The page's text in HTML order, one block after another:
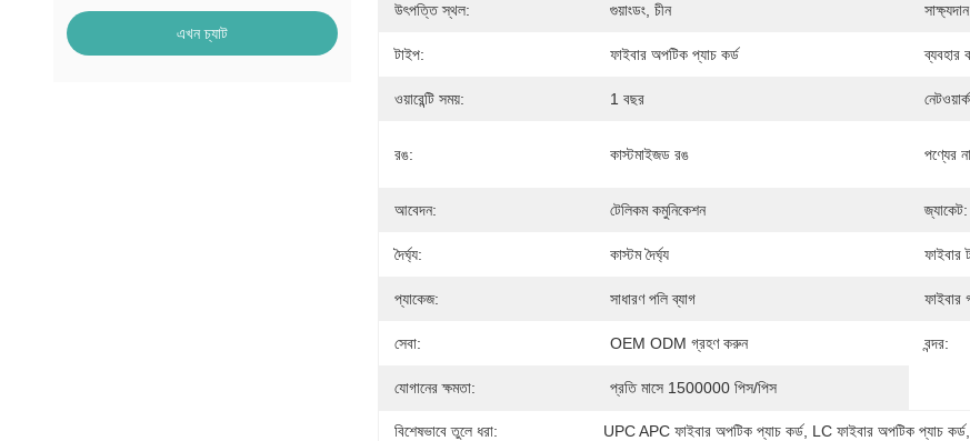
এখন চ্যাট
উৎপত্তি স্থল: গুয়াংডং, চীন
টাইপ: ফাইবার অপটিক প্যাচ কর্ড ব্যবহার
ওয়ারেন্টি সময়: 1 বছর
রঙ: কাস্টমাইজড রঙ পণ্যের
আবেদন: টেলিকম কমুনিকেশন জ্যাকেট:
দৈর্ঘ্য: কাস্টম দৈর্ঘ্য ফাইবার
প্যাকেজ: সাধারণ পলি ব্যাগ ফাইবার
সেবা: OEM ODM গ্রহণ করুন বন্দর:
যোগানের ক্ষমতা: প্রতি মাসে 1500000 পিস/পিস
বিশেষভাবে তুলে ধরা: UPC APC ফাইবার অপটিক প্যাচ কর্ড, LC ফাইবার অপটিক প্যাচ কর্ড